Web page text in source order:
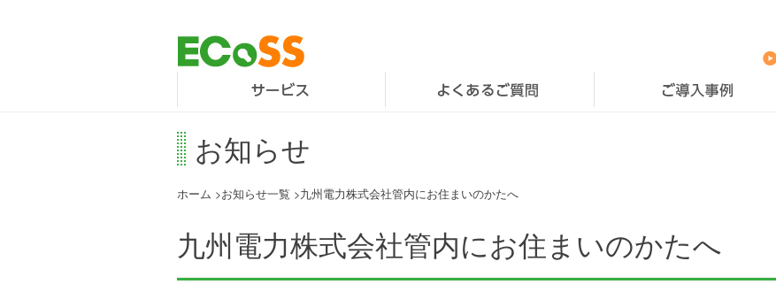
お知らせ
ホーム お知らせ一覧 九州電力株式会社管内にお住まいのかたへ
九州電力株式会社管内にお住まいのかたへ